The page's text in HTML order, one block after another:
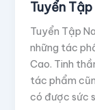
Tuyển
Tuyển Tập
những tác
Cao. Tinh
tác phẩm
có được sức